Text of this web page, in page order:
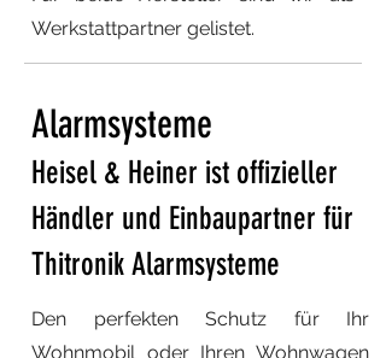
Werkstattpartner gelistet.
Alarmsysteme
Heisel & Heiner ist offizieller
Händler und Einbaupartner für
Thitronik Alarmsysteme
Den perfekten Schutz für Ihr
Wohnmobil oder Ihren Wohnwagen